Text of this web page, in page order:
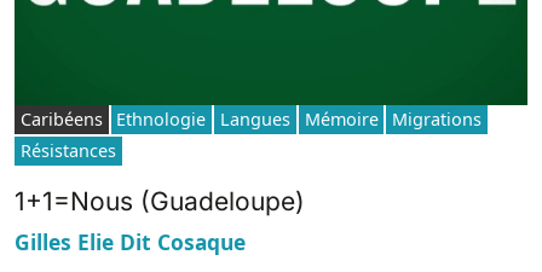
Caribéens Ethnologie Langues Mémoire
Migrations
Résistances
1+1=Nous (Guadeloupe)
Gilles Elie Dit Cosaque